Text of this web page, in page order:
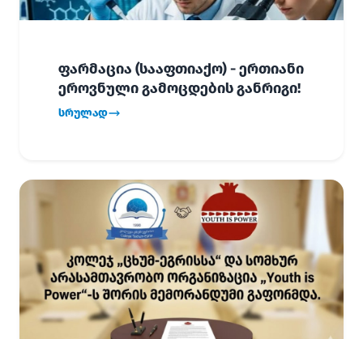
ფარმაცია (სააფთიაქო) - ერთიანი
ეროვნული გამოცდების განრიგი!
სრულად